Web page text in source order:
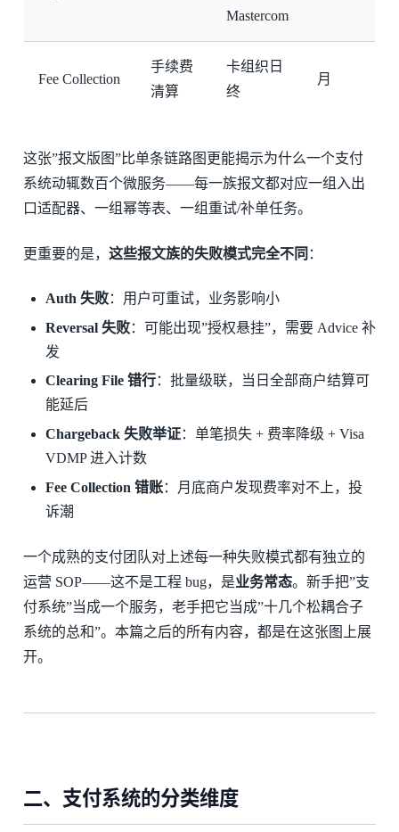
Mastercom
Fee Collection
手续费
清算
卡组织日
终
月
这张”报文版图”比单条链路图更能揭示为什么一个支付
系统动辄数百个微服务——每一族报文都对应一组入出
口适配器、一组幂等表、一组重试/补单任务。
更重要的是， 这些报文族的失败模式完全不同 ：
Auth 失败：用户可重试，业务影响小
Reversal 失败：可能出现”授权悬挂”，需要 Advice 补
发
Clearing File 错行：批量级联，当日全部商户结算可
能延后
Chargeback 失败举证：单笔损失 + 费率降级 + Visa
VDMP 进入计数
Fee Collection 错账：月底商户发现费率对不上，投
诉潮
一个成熟的支付团队对上述每一种失败模式都有独立的
运营 SOP——这不是工程 bug，是业务常态。新手把”支
付系统”当成一个服务，老手把它当成”十几个松耦合子
系统的总和”。本篇之后的所有内容，都是在这张图上展
开。
二、支付系统的分类维度